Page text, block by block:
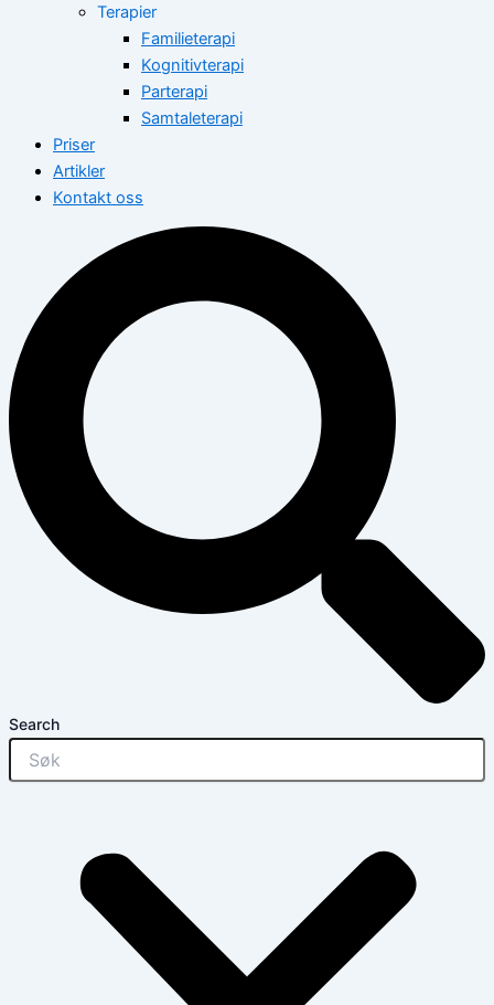
Terapier
Familieterapi
Kognitivterapi
Parterapi
Samtaleterapi
Priser
Artikler
Kontakt oss
Search